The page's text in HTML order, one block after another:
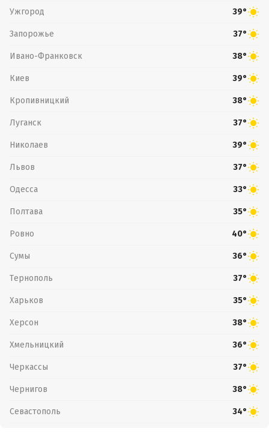
Ужгород 39°
Запорожье 37°
Ивано-Франковск 38°
Киев 39°
Кропивницкий 38°
Луганск 37°
Николаев 39°
Львов 37°
Одесса 33°
Полтава 35°
Ровно 40°
Сумы 36°
Тернополь 37°
Харьков 35°
Херсон 38°
Хмельницкий 36°
Черкассы 37°
Чернигов 38°
Севастополь 34°